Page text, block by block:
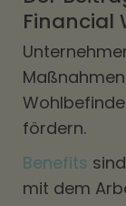
Financial
fördern.
Benefits
mit dem